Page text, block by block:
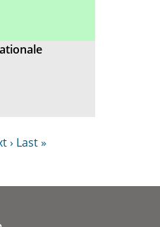
› Last »